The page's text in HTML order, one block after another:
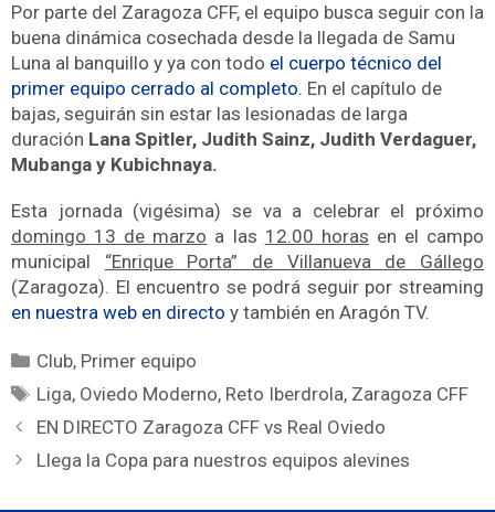
Por parte del Zaragoza CFF, el equipo busca seguir con la
buena dinámica cosechada desde la llegada de Samu
Luna al banquillo y ya con todo el cuerpo técnico del
primer equipo cerrado al completo. En el capítulo de
bajas, seguirán sin estar las lesionadas de larga
duración Lana Spitler, Judith Sainz, Judith Verdaguer,
Mubanga y Kubichnaya.
Esta jornada (vigésima) se va a celebrar el próximo
domingo 13 de marzo a las 12.00 horas en el campo
municipal “Enrique Porta” de Villanueva de Gállego
(Zaragoza). El encuentro se podrá seguir por streaming
en nuestra web en directo y también en Aragón TV.
Club, Primer equipo
Liga, Oviedo Moderno, Reto Iberdrola, Zaragoza CFF
EN DIRECTO Zaragoza CFF vs Real Oviedo
Llega la Copa para nuestros equipos alevines